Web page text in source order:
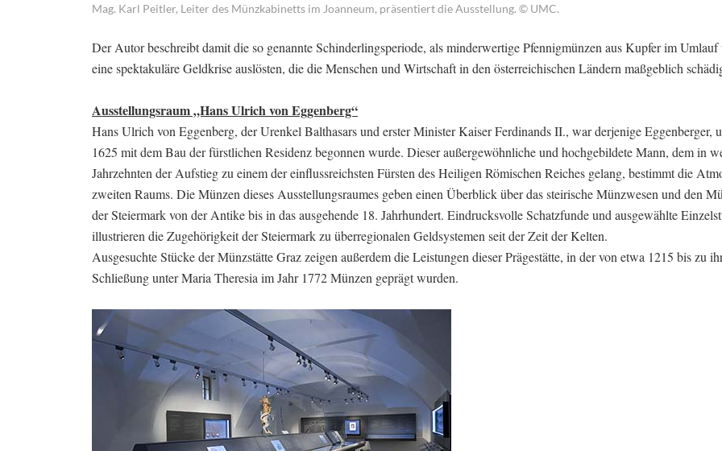
Mag. Karl Peitler, Leiter des Münzkabinetts im Joanneum, präsentiert die Ausstellung. © UMC.
Der Autor beschreibt damit die so genannte Schinderlingsperiode, als minderwertige Pfennigmünzen aus Kupfer im Umlauf
eine spektakuläre Geldkrise auslösten, die die Menschen und Wirtschaft in den österreichischen Ländern maßgeblich
Ausstellungsraum „Hans Ulrich von Eggenberg“
Hans Ulrich von Eggenberg, der Urenkel Balthasars und erster Minister Kaiser Ferdinands II., war derjenige Eggenberger,
1625 mit dem Bau der fürstlichen Residenz begonnen wurde. Dieser außergewöhnliche und hochgebildete Mann, dem in
Jahrzehnten der Aufstieg zu einem der einflussreichsten Fürsten des Heiligen Römischen Reiches gelang, bestimmt die
zweiten Raums. Die Münzen dieses Ausstellungsraumes geben einen Überblick über das steirische Münzwesen und den
der Steiermark von der Antike bis in das ausgehende 18. Jahrhundert. Eindrucksvolle Schatzfunde und ausgewählte
illustrieren die Zugehörigkeit der Steiermark zu überregionalen Geldsystemen seit der Zeit der Kelten.
Ausgesuchte Stücke der Münzstätte Graz zeigen außerdem die Leistungen dieser Prägestätte, in der von etwa 1215 bis zu
Schließung unter Maria Theresia im Jahr 1772 Münzen geprägt wurden.